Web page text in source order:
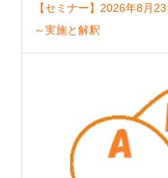
【セミナー】2026年8月
～実施と解釈